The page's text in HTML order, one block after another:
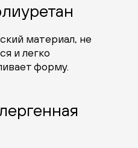
материал, не
и легко
форму.